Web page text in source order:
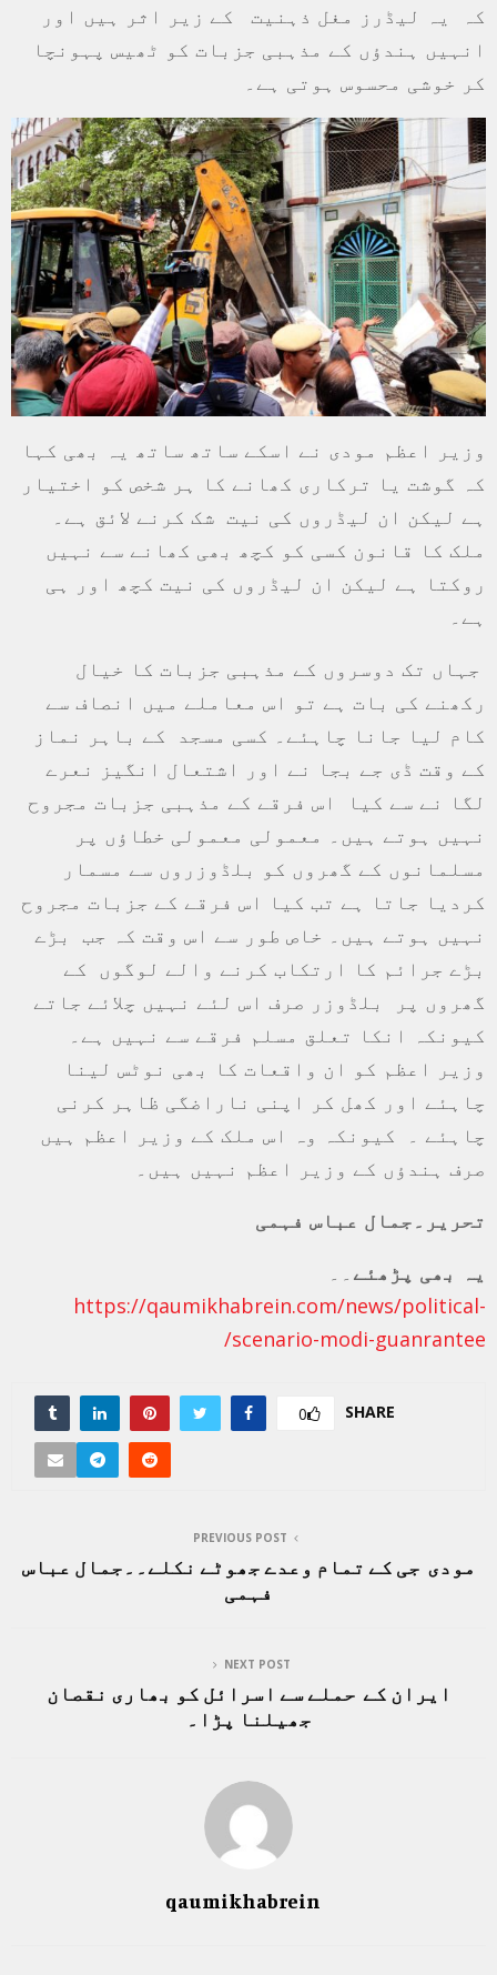
کہ یہ لیڈرز مغل ذہنیت کے زیر اثر ہیں اور
انہیں ہندؤں کے مذہبی جزبات کو ٹھیس پہونچا
کر خوشی محسوس ہوتی ہے۔
وزیر اعظم مودی نے اسکے ساتھ ساتھ یہ بھی کہا
کہ گوشت یا ترکاری کھانے کا ہر شخص کو اختیار
ہے لیکن ان لیڈروں کی نیت شک کرنے لائق ہے۔
ملک کا قانون کسی کو کچھ بھی کھانے سے نہیں
روکتا ہے لیکن ان لیڈروں کی نیت کچھ اور ہی
ہے۔
جہاں تک دوسروں کے مذہبی جزبات کا خیال
رکھنے کی بات ہے تو اس معاملے میں انصاف سے
کام لیا جانا چاہئے۔ کسی مسجد کے باہر نماز
کے وقت ڈی جے بجا نے اور اشتعال انگیز نعرے
لگا نے سے کیا اس فرقے کے مذہبی جزبات مجروح
نہیں ہوتے ہیں۔ معمولی معمولی خطاؤں پر
مسلمانوں کے گھروں کو بلڈوزروں سے مسمار
کردیا جاتا ہے تب کیا اس فرقے کے جزبات مجروح
نہیں ہوتے ہیں۔ خاص طور سے اس وقت کہ جب بڑے
بڑے جرائم کا ارتکاب کرنے والے لوگوں کے
گھروں پر بلڈوزر صرف اس لئے نہیں چلائے جاتے
کیونکہ انکا تعلق مسلم فرقے سے نہیں ہے۔
وزیر اعظم کو ان واقعات کا بھی نوٹس لینا
چاہئے اور کھل کر اپنی ناراضگی ظاہر کرنی
چاہئے ۔ کیونکہ وہ اس ملک کے وزیر اعظم ہیں
صرف ہندؤں کے وزیر اعظم نہیں ہیں۔
تحریر۔جمال عباس فہمی
یہ بھی پڑھئے
https://qaumikhabrein.com/news/political-
scenario-modi-guanrantee/
SHARE
0
PREVIOUS POST
مودی جی کے تمام وعدے جھوٹے نکلے۔۔جمال عباس
فہمی
NEXT POST
ایران کے حملے سے اسرائل کو بھاری نقصان
جھیلنا پڑا۔
qaumikhabrein